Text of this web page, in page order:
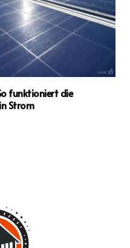
funktioniert die
Strom